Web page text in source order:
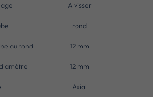
A visser
rond
ou rond 12 mm
12 mm
Axial